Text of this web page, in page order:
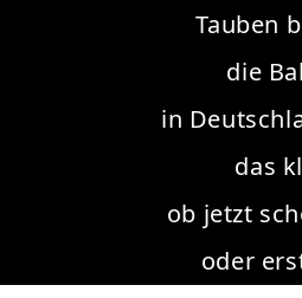
Tauben
die
in
das
ob jetzt
oder